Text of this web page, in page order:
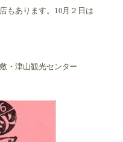
もあります。10月２日は
・津山観光センター